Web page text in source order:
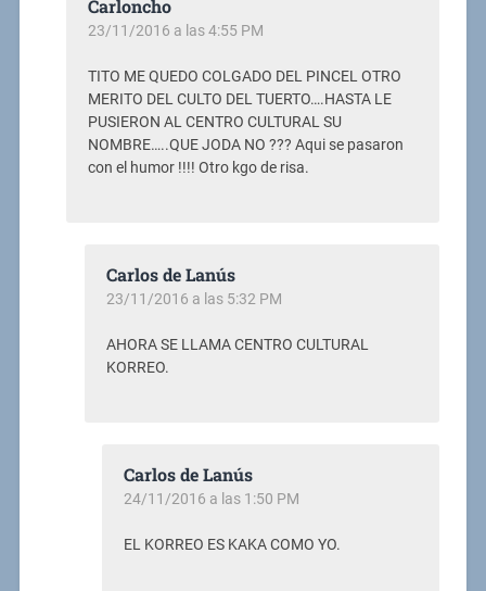
Carloncho
23/11/2016 a las 4:55 PM
TITO ME QUEDO COLGADO DEL PINCEL OTRO
MERITO DEL CULTO DEL TUERTO….HASTA LE
PUSIERON AL CENTRO CULTURAL SU
NOMBRE…..QUE JODA NO ??? Aqui se pasaron
con el humor !!!! Otro kgo de risa.
Carlos de Lanús
23/11/2016 a las 5:32 PM
AHORA SE LLAMA CENTRO CULTURAL
KORREO.
Carlos de Lanús
24/11/2016 a las 1:50 PM
EL KORREO ES KAKA COMO YO.